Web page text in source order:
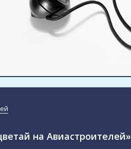
на Авиастроителей»